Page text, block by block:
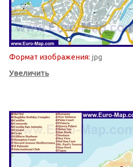
Формат изображения: jpg
Увеличить